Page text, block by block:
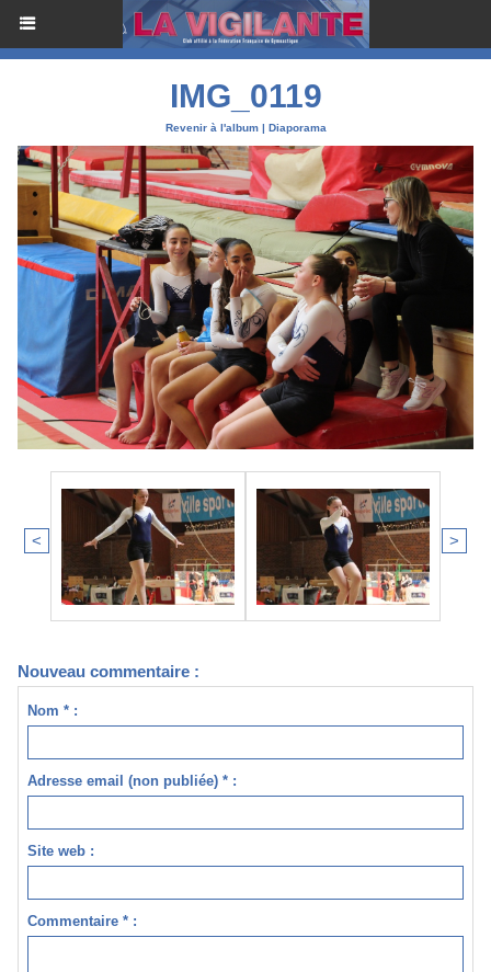
IMG_0119
Revenir à l'album | Diaporama
< >
Nouveau commentaire :
Nom * :
Adresse email (non publiée) * :
Site web :
Commentaire * :